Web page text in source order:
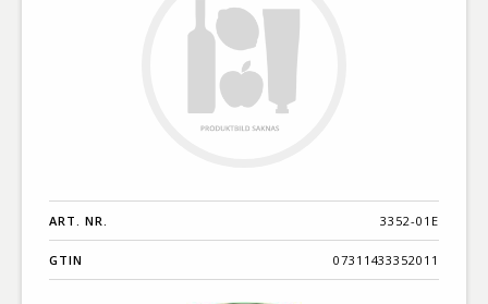
ART. NR. 3352-01E
GTIN 07311433352011